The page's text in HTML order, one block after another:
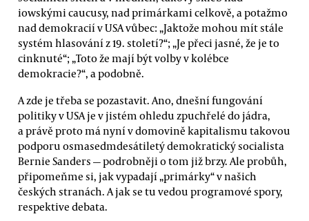
iowskými caucusy, nad primárkami celkově, a potažmo
nad demokracií v USA vůbec: „Jaktože mohou mít stále
systém hlasování z 19. století?“; „Je přeci jasné, že je to
cinknuté“; „Toto že mají být volby v kolébce
demokracie?“, a podobně.
A zde je třeba se pozastavit. Ano, dnešní fungování
politiky v USA je v jistém ohledu zpuchřelé do jádra,
a právě proto má nyní v domovině kapitalismu takovou
podporu osmasedmdesátiletý demokratický socialista
Bernie Sanders — podrobněji o tom již brzy. Ale probůh,
připomeňme si, jak vypadají „primárky“ v našich
českých stranách. A jak se tu vedou programové spory,
respektive debata.